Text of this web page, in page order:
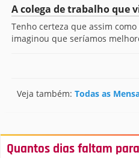
A colega de trabalho que
Tenho certeza que assim
imaginou que seríamos
Veja também: Todas as
Quantos dias faltam